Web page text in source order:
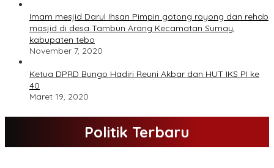
Imam mesjid Darul Ihsan Pimpin gotong royong dan rehab
masjid di desa Tambun Arang Kecamatan Sumay,
kabupaten tebo
November 7, 2020
Ketua DPRD Bungo Hadiri Reuni Akbar dan HUT IKS PI ke
40
Maret 19, 2020
Politik Terbaru